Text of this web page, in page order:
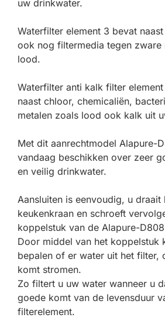
uw drinkwater.
Waterfilter element 3 bevat
ook nog filtermedia tegen zware
lood.
Waterfilter anti kalk filter
naast chloor, chemicaliën,
metalen zoals lood ook kalk uit
Met dit aanrechtmodel Alapure-
vandaag beschikken over zeer
en veilig drinkwater.
Aansluiten is eenvoudig, u
keukenkraan en schroeft
koppelstuk van de Alapure-
Door middel van het koppelstuk
bepalen of er water uit het filter,
komt stromen.
Zo filtert u uw water wanneer u
goede komt van de levensduur
filterelement.